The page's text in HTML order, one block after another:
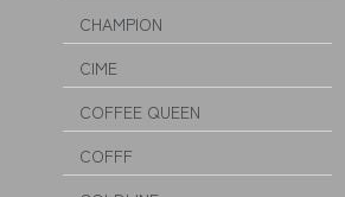
CHAMPION
CIME
COFFEE QUEEN
COFFF